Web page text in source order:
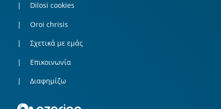
Dilosi cookies
Oroi chrisis
Σχετικά με εμάς
Επικοινωνία
Διαφημίζω